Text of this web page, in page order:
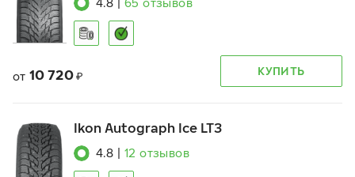
4.8 65 отзывов
от 10 720 ₽ КУПИТЬ
Ikon Autograph Ice LT3
4.8 12 отзывов